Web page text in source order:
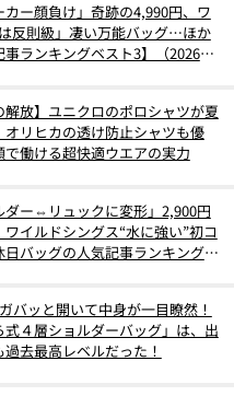
ー顔負け」奇跡の4,990円、ワ
反則級」凄い万能バッグ…ほか
事ランキングベスト3】（2026年
解放】ユニクロのポロシャツが夏
オリヒカの透け防止シャツも優
働ける超快適ウエアの実力
ダー⇔リュックに変形」2,900円
イルドシングス“水に強い”初コ
バッグの人気記事ランキングベ
バッと開いて中身が一目瞭然！
４層ショルダーバッグ」は、出
去最高レベルだった！